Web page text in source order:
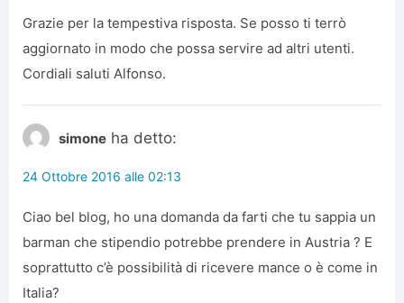
Grazie per la tempestiva risposta. Se posso ti terrò
aggiornato in modo che possa servire ad altri utenti.
Cordiali saluti Alfonso.
simone ha detto:
24 Ottobre 2016 alle 02:13
Ciao bel blog, ho una domanda da farti che tu sappia un
barman che stipendio potrebbe prendere in Austria ? E
soprattutto c’è possibilità di ricevere mance o è come in
Italia?